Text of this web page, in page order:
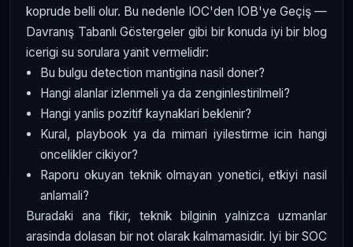
koprude belli olur. Bu nedenle IOC'den IOB'ye Geçiş —
Davranış Tabanlı Göstergeler gibi bir konuda iyi bir blog
icerigi su sorulara yanit vermelidir:
Bu bulgu detection mantigina nasil doner?
Hangi alanlar izlenmeli ya da zenginlestirilmeli?
Hangi yanlis pozitif kaynaklari beklenir?
Kural, playbook ya da mimari iyilestirme icin hangi
oncelikler cikiyor?
Raporu okuyan teknik olmayan yonetici, etkiyi nasil
anlamali?
Buradaki ana fikir, teknik bilginin yalnizca uzmanlar
arasinda dolasan bir not olarak kalmamasidir. Iyi bir SOC